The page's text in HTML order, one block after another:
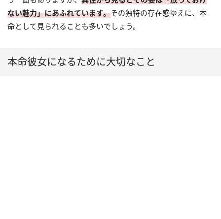
ない魅力」にあふれています。その独特の存在感ゆえに、本
命として見られることも多いでしょう。
本命彼女になるために大切なこと